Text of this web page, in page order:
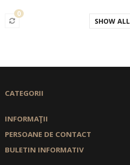
0
SHOW ALL
CATEGORII
INFORMAŢII
PERSOANE DE CONTACT
BULETIN INFORMATIV